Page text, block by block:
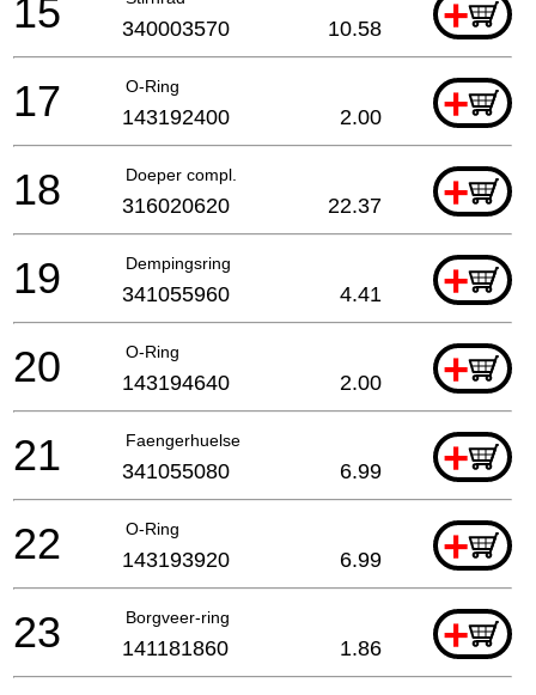
+
15 340003570 10.58
O-Ring +
17 143192400 2.00
Doeper compl. +
18 316020620 22.37
Dempingsring +
19 341055960 4.41
O-Ring +
20 143194640 2.00
Faengerhuelse +
21 341055080 6.99
O-Ring +
22 143193920 6.99
Borgveer-ring +
23 141181860 1.86